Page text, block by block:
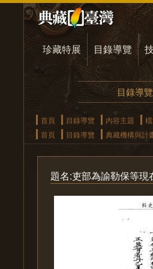
珍藏特展 目錄導覽
目錄導
首頁 目錄導覽 內容主題
首頁
目錄導覽 典藏機構與計
題名:吏部為諭勒保等現